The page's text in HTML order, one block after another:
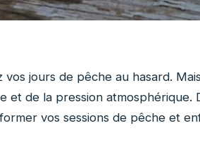
vos jours de pêche au hasard.
et de la pression atmosphérique.
vos sessions de pêche et